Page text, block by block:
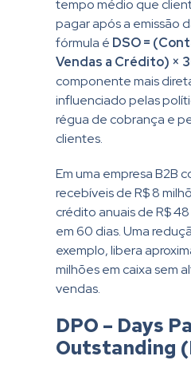
tempo médio que
pagar após a emissão
fórmula é DSO =
Vendas a Crédito) ×
componente mais
influenciado pelas
régua de cobrança e
clientes.
Em uma empresa B2B
recebíveis de R$ 8
crédito anuais de R$
em 60 dias. Uma
exemplo, libera
milhões em caixa sem
vendas.
DPO – Days
Outstanding